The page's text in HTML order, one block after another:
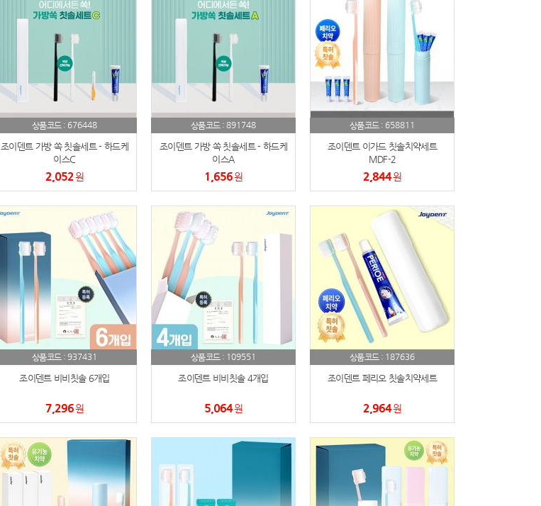
상품코드 : 676448
조이덴트 가방 쏙 칫솔세트 - 하드케
이스C
2,052원
상품코드 : 891748
조이덴트 가방 쏙 칫솔세트 - 하드케
이스A
1,656원
상품코드 : 658811
조이덴트 이가드 칫솔치약세트
MDF-2
2,844원
상품코드 : 937431
조이덴트 비비칫솔 6개입
7,296원
상품코드 : 109551
조이덴트 비비칫솔 4개입
5,064원
상품코드 : 187636
조이덴트 페리오 칫솔치약세트
2,964원